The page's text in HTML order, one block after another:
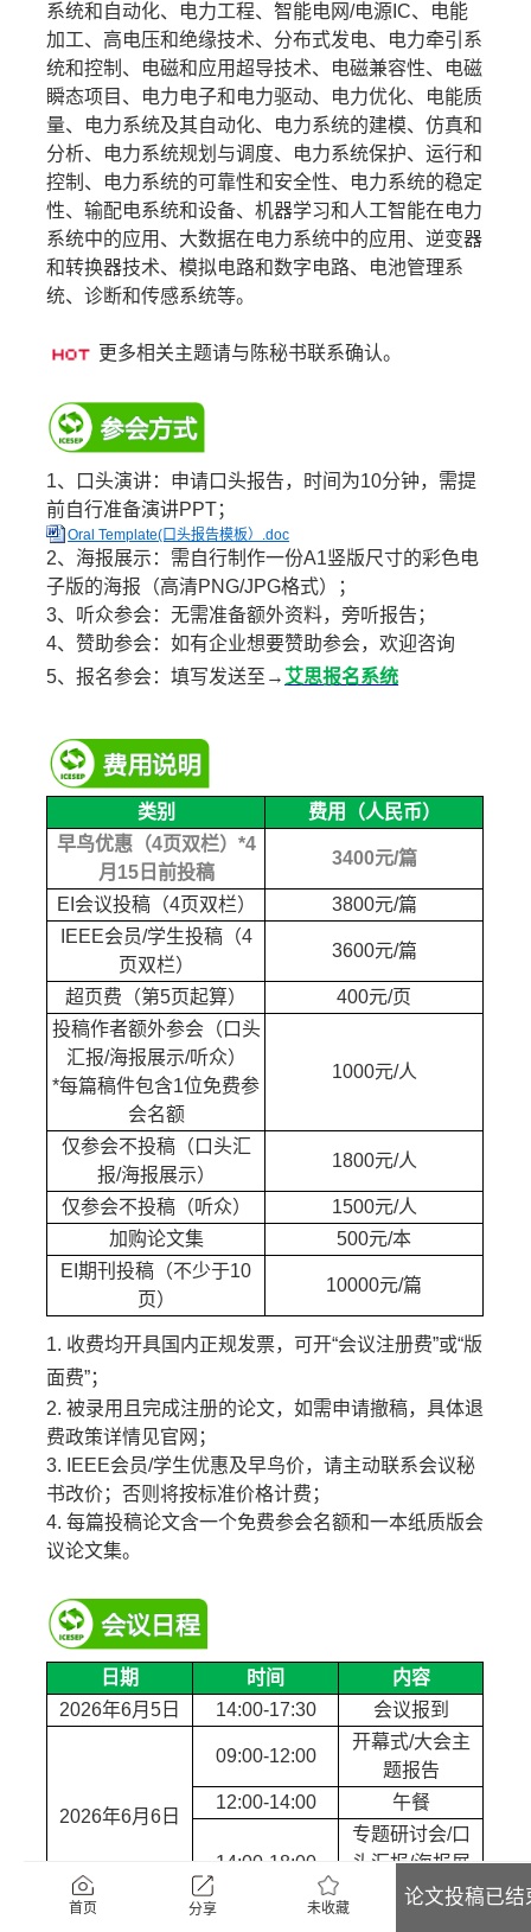
系统和自动化、电力工程、智能电网/电源IC、电能
加工、高电压和绝缘技术、分布式发电、电力牵引系
统和控制、电磁和应用超导技术、电磁兼容性、电磁
瞬态项目、电力电子和电力驱动、电力优化、电能质
量、电力系统及其自动化、电力系统的建模、仿真和
分析、电力系统规划与调度、电力系统保护、运行和
控制、电力系统的可靠性和安全性、电力系统的稳定
性、输配电系统和设备、机器学习和人工智能在电力
系统中的应用、大数据在电力系统中的应用、逆变器
和转换器技术、模拟电路和数字电路、电池管理系
统、诊断和传感系统等。
更多相关主题请与陈秘书联系确认。
1、口头演讲：申请口头报告，时间为10分钟，需提
前自行准备演讲PPT；
Oral Template(口头报告模板）.doc
2、海报展示：需自行制作一份A1竖版尺寸的彩色电
子版的海报（高清PNG/JPG格式）；
3、听众参会：无需准备额外资料，旁听报告；
4、赞助参会：如有企业想要赞助参会，欢迎咨询
5、报名参会：填写发送至→ 艾思报名系统
类别
费用（人民币）
早鸟优惠（4页双栏）*4
月15日前投稿
3400元/篇
EI会议投稿（4页双栏）
3800元/篇
IEEE会员/学生投稿（4
页双栏）
3600元/篇
超页费（第5页起算）
400元/页
投稿作者额外参会（口头
汇报/海报展示/听众）
*每篇稿件包含1位免费参
会名额
1000元/人
仅参会不投稿（口头汇
报/海报展示）
1800元/人
仅参会不投稿（听众）
1500元/人
加购论文集
500元/本
EI期刊投稿（不少于10
页）
10000元/篇
1. 收费均开具国内正规发票，可开“会议注册费”或“版
面费”；
2. 被录用且完成注册的论文，如需申请撤稿，具体退
费政策详情见官网；
3. IEEE会员/学生优惠及早鸟价，请主动联系会议秘
书改价；否则将按标准价格计费；
4. 每篇投稿论文含一个免费参会名额和一本纸质版会
议论文集。
日期 时间
内容
2026年6月5日
14:00-17:30 会议报到
2026年6月6日
09:00-12:00
开幕式/大会主
题报告
12:00-14:00
午餐
14:00-18:00
专题研讨会/口
头汇报/海报展
示
首页 分享 未收藏
论文投稿已结